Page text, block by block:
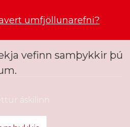
umfjöllunarefni?
áskilinn
vefinn samþykkir þú